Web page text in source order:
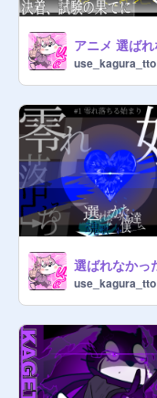
use_kagura_tto
use_kagura_tto